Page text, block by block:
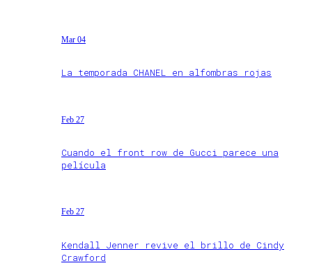
Mar 04
La temporada CHANEL en alfombras rojas
Feb 27
Cuando el front row de Gucci parece una
película
Feb 27
Kendall Jenner revive el brillo de Cindy
Crawford